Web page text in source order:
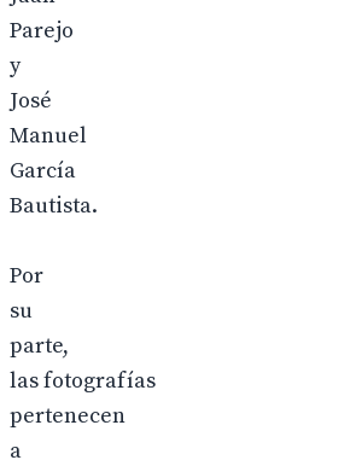
Parejo
y
José
Manuel
García
Bautista.
Por
su
parte,
las fotografías
pertenecen
a